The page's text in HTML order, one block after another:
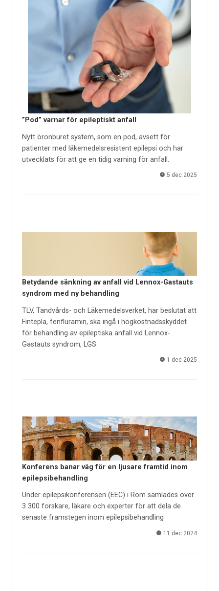
”Pod” varnar för epileptiskt anfall
Nytt öronburet system, som en pod, avsett för
patienter med läkemedelsresistent epilepsi och har
utvecklats för att ge en tidig varning för anfall.
5 dec 2025
Betydande sänkning av anfall vid Lennox-Gastauts
syndrom med ny behandling
TLV, Tandvårds- och Läkemedelsverket, har beslutat att
Fintepla, fenfluramin, ska ingå i högkostnadsskyddet
för behandling av epileptiska anfall vid Lennox-
Gastauts syndrom, LGS.
1 dec 2025
Konferens banar väg för en ljusare framtid inom
epilepsibehandling
Under epilepsikonferensen (EEC) i Rom samlades över
3 300 forskare, läkare och experter för att dela de
senaste framstegen inom epilepsibehandling
11 dec 2024